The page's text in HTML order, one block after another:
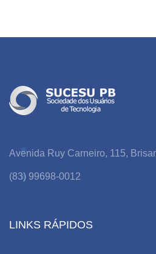
Avenida Ruy Carneiro, 115,
(83) 99698-0012
LINKS RÁPIDOS